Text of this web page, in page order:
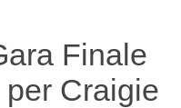
Finale
Craigie